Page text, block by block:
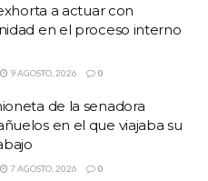
con madurez y
senadora Geovanna
su equipo de trabajo
recibieron $901 MDP
a actuar con
en el proceso interno
9 AGOSTO, 2026 0
de la senadora
en el que viajaba su
7 AGOSTO, 2026 0